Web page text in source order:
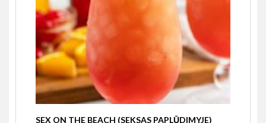
SEX ON THE BEACH (SEKSAS PAPLŪDIMYJE)